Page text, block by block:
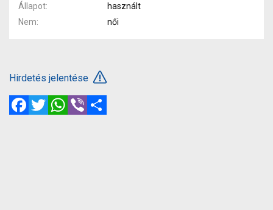
Állapot
használt
Nem
női
Hirdetés jelentése
FacebookTwitterWhatsApp
Viber